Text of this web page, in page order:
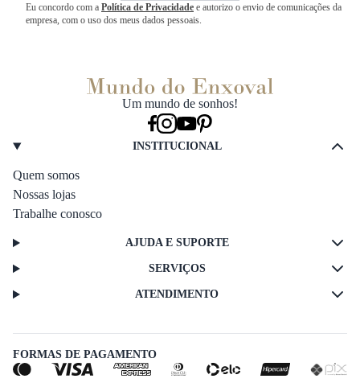
Eu concordo com a Política de Privacidade e autorizo o envio de comunicações da
empresa, com o uso dos meus dados pessoais.
Um mundo de sonhos!
INSTITUCIONAL
Quem somos
Nossas lojas
Trabalhe conosco
AJUDA E SUPORTE
SERVIÇOS
ATENDIMENTO
FORMAS DE PAGAMENTO